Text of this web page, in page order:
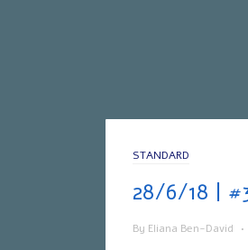
STANDARD
By Eliana Ben-David •